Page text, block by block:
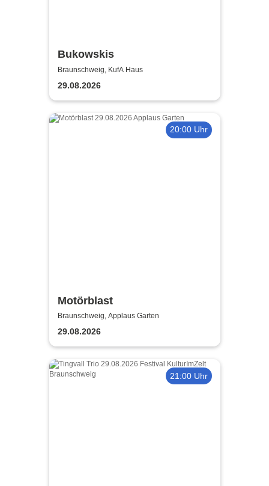
Bukowskis
Braunschweig, KufA Haus
29.08.2026
20:00 Uhr
Motörblast
Braunschweig, Applaus Garten
29.08.2026
21:00 Uhr